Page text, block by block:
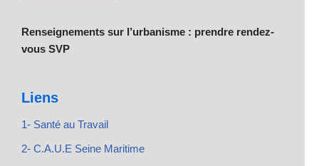
Renseignements sur l’urbanisme : prendre rendez-
vous SVP
Liens
1- Santé au Travail
2- C.A.U.E Seine Maritime